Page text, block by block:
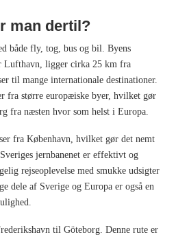
man dertil?
både fly, tog, bus og bil. Byens
Lufthavn, ligger cirka 25 km fra
til mange internationale destinationer.
fra større europæiske byer, hvilket gør
fra næsten hvor som helst i Europa.
fra København, hvilket gør det nemt
jernbanenet er effektivt og
rejseoplevelse med smukke udsigter
dele af Sverige og Europa er også en
til Göteborg. Denne rute er